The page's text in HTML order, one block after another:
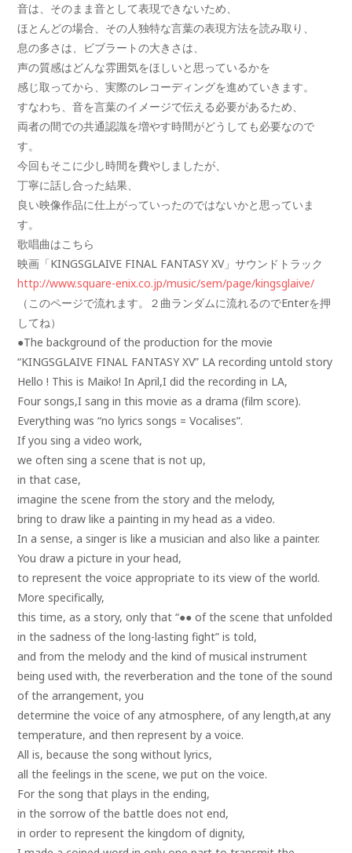
音は、そのまま音として表現できないため、
ほとんどの場合、その人独特な言葉の表現方法を読み取り、
息の多さは、ビブラートの大きさは、
声の質感はどんな雰囲気をほしいと思っているかを
感じ取ってから、実際のレコーディングを進めていきます。
すなわち、音を言葉のイメージで伝える必要があるため、
両者の間での共通認識を増やす時間がどうしても必要なので
す。
今回もそこに少し時間を費やしましたが、
丁寧に話し合った結果、
良い映像作品に仕上がっていったのではないかと思っていま
す。
歌唱曲はこちら
映画「KINGSGLAIVE FINAL FANTASY XV」サウンドトラック
http://www.square-enix.co.jp/music/sem/page/kingsglaive/
（このページで流れます。２曲ランダムに流れるのでEnterを押
してね）
●The background of the production for the movie
“KINGSGLAIVE FINAL FANTASY XV” LA recording untold story
Hello ! This is Maiko! In April,I did the recording in LA,
Four songs,I sang in this movie as a drama (film score).
Everything was “no lyrics songs = Vocalises”.
If you sing a video work,
we often sing a scene that is not up,
in that case,
imagine the scene from the story and the melody,
bring to draw like a painting in my head as a video.
In a sense, a singer is like a musician and also like a painter.
You draw a picture in your head,
to represent the voice appropriate to its view of the world.
More specifically,
this time, as a story, only that “●● of the scene that unfolded
in the sadness of the long-lasting fight” is told,
and from the melody and the kind of musical instrument
being used with, the reverberation and the tone of the sound
of the arrangement, you
determine the voice of any atmosphere, of any length,at any
temperature, and then represent by a voice.
All is, because the song without lyrics,
all the feelings in the scene, we put on the voice.
For the song that plays in the ending,
in the sorrow of the battle does not end,
in order to represent the kingdom of dignity,